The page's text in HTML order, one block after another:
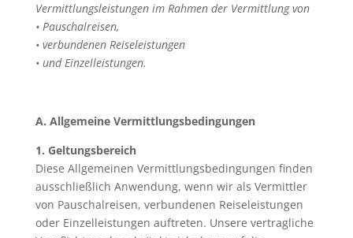
Vermittlungsleistungen im Rahmen der Vermittlung von
• Pauschalreisen,
• verbundenen Reiseleistungen
• und Einzelleistungen.
A. Allgemeine Vermittlungsbedingungen
1. Geltungsbereich
Diese Allgemeinen Vermittlungsbedingungen finden
ausschließlich Anwendung, wenn wir als Vermittler
von Pauschalreisen, verbundenen Reiseleistungen
oder Einzelleistungen auftreten. Unsere vertragliche